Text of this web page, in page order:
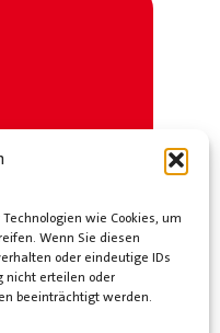
wie Cookies, um
Wenn Sie diesen
oder eindeutige IDs
nicht erteilen oder
beeinträchtigt werden.